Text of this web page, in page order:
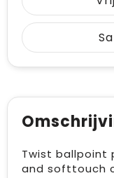
Twist ballpoint
and softtouch